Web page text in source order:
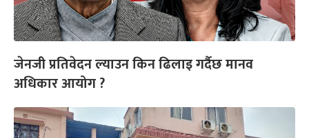
जेनजी प्रतिवेदन ल्याउन किन ढिलाइ गर्दैछ मानव
अधिकार आयोग ?